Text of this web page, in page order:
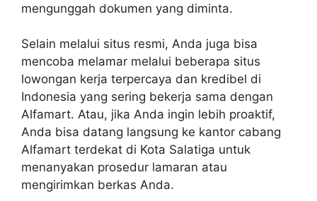
mengunggah dokumen yang diminta.
Selain melalui situs resmi, Anda juga bisa
mencoba melamar melalui beberapa situs
lowongan kerja terpercaya dan kredibel di
Indonesia yang sering bekerja sama dengan
Alfamart. Atau, jika Anda ingin lebih proaktif,
Anda bisa datang langsung ke kantor cabang
Alfamart terdekat di Kota Salatiga untuk
menanyakan prosedur lamaran atau
mengirimkan berkas Anda.